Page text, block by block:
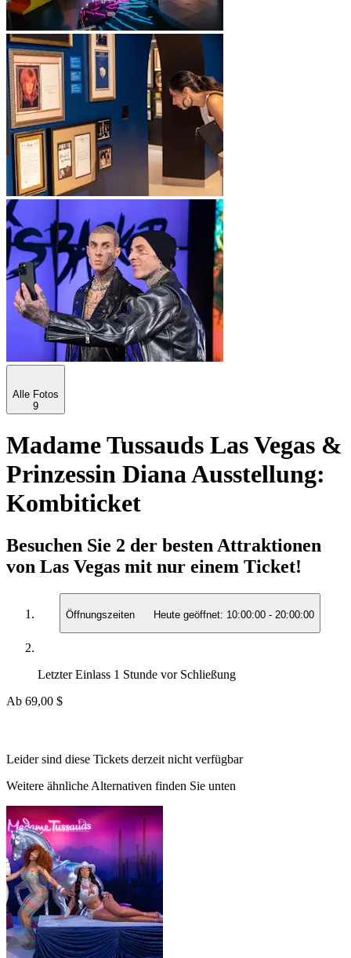
Alle Fotos
9
Madame Tussauds Las Vegas &
Prinzessin Diana Ausstellung:
Kombiticket
Besuchen Sie 2 der besten Attraktionen
von Las Vegas mit nur einem Ticket!
Öffnungszeiten Heute geöffnet: 10:00:00 - 20:00:00
Letzter Einlass 1 Stunde vor Schließung
Ab 69,00 $
Leider sind diese Tickets derzeit nicht verfügbar
Weitere ähnliche Alternativen finden Sie unten